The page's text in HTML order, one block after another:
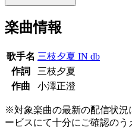
楽曲情報
歌手名 三枝夕夏 IN db
作詞
三枝夕夏
作曲
小澤正澄
※対象楽曲の最新の配信状況
ービスにて十分にご確認のう